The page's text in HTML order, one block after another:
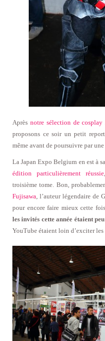
Après notre sélection de cosplay
proposons ce soir un petit
même avant de poursuivre par
La Japan Expo Belgium en est à
édition particulièrement réussie
troisième tome. Bon,
Fujisawa , l’auteur légendaire
pour encore faire mieux cette
les invités cette année étaient
YouTube étaient loin d’exciter les